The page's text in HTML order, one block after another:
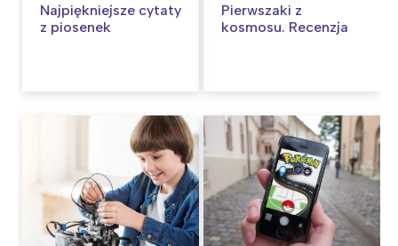
Najpiękniejsze cytaty
z piosenek
Pierwszaki z
kosmosu. Recenzja